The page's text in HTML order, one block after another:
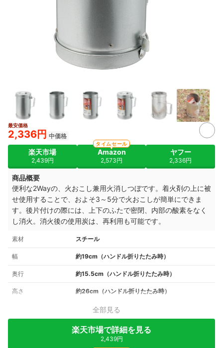
最安価格
2,336円 中価格
楽天市場
2,439円
Amazon
2,573円
タイムセール
ヤフー
2,336円
商品概要
便利な2Wayの、火おこし兼用火消しつぼです。着火剤の上に被
せ使用することで、 およそ3～5分で火おこしが簡単にできま
す。 後片付けの際には、
上下のふたで密閉、内部の酸素をなく
し消火 。 消火後の使用炭は、再利用も可能です。
素材 スチール
幅 約19cm（ハンドル折りたたみ時）
奥行 約15.5cm（ハンドル折りたたみ時）
高さ 約26cm（ハンドル折りたたみ時）
全部見る
楽天市場で詳細を見る
2,439円